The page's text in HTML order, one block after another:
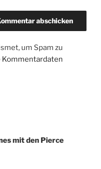
um Spam zu
Kommentardaten
mit den Pierce